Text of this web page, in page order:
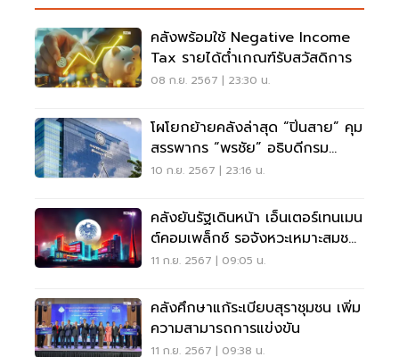
คลังพร้อมใช้ Negative Income
Tax รายได้ต่ำเกณฑ์รับสวัสดิการ
08 ก.ย. 2567 | 23:30 น.
โผโยกย้ายคลังล่าสุด “ปิ่นสาย” คุม
สรรพากร “พรชัย” อธิบดีกรม
ธนารักษ์
10 ก.ย. 2567 | 23:16 น.
คลังยันรัฐเดินหน้า เอ็นเตอร์เทนเมน
ต์คอมเพล็กซ์ รอจังหวะเหมาะสมชง
ครม.
11 ก.ย. 2567 | 09:05 น.
คลังศึกษาแก้ระเบียบสุราชุมชน เพิ่ม
ความสามารถการแข่งขัน
11 ก.ย. 2567 | 09:38 น.